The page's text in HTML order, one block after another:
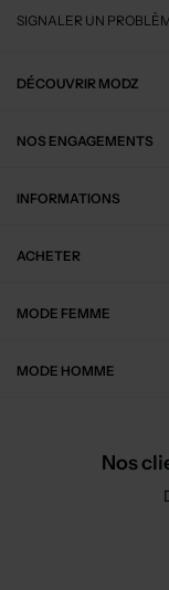
SIGNALER UN
DÉCOUVRIR MODZ
NOS ENGAGEMENTS
INFORMATIONS
ACHETER
MODE FEMME
MODE HOMME
Nos